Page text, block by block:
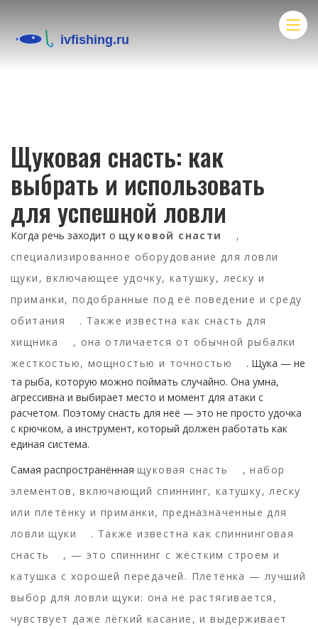
Щуковая снасть: как
выбрать и использовать
для успешной ловли
Когда речь заходит о щуковой снасти
,
специализированное оборудование для ловли
щуки, включающее удочку, катушку, леску и
приманки, подобранные под её поведение и среду
обитания
. Также известна как снасть для
хищника
, она отличается от обычной рыбалки
жесткостью, мощностью и точностью
. Щука — не
та рыба, которую можно поймать случайно. Она умна,
агрессивна и выбирает место и момент для атаки с
расчетом. Поэтому снасть для неё — это не просто удочка
с крючком, а инструмент, который должен работать как
единая система.
Самая распространённая щуковая снасть ,набор
элементов, включающий спиннинг, катушку, леску
или плетёнку и приманки, предназначенные для
ловли щуки
. Также известна как спиннинговая
снасть
, — это спиннинг с жёстким строем и
катушка с хорошей передачей. Плетёнка — лучший
выбор для ловли щуки: она не растягивается,
чувствует даже лёгкий касание, и выдерживает